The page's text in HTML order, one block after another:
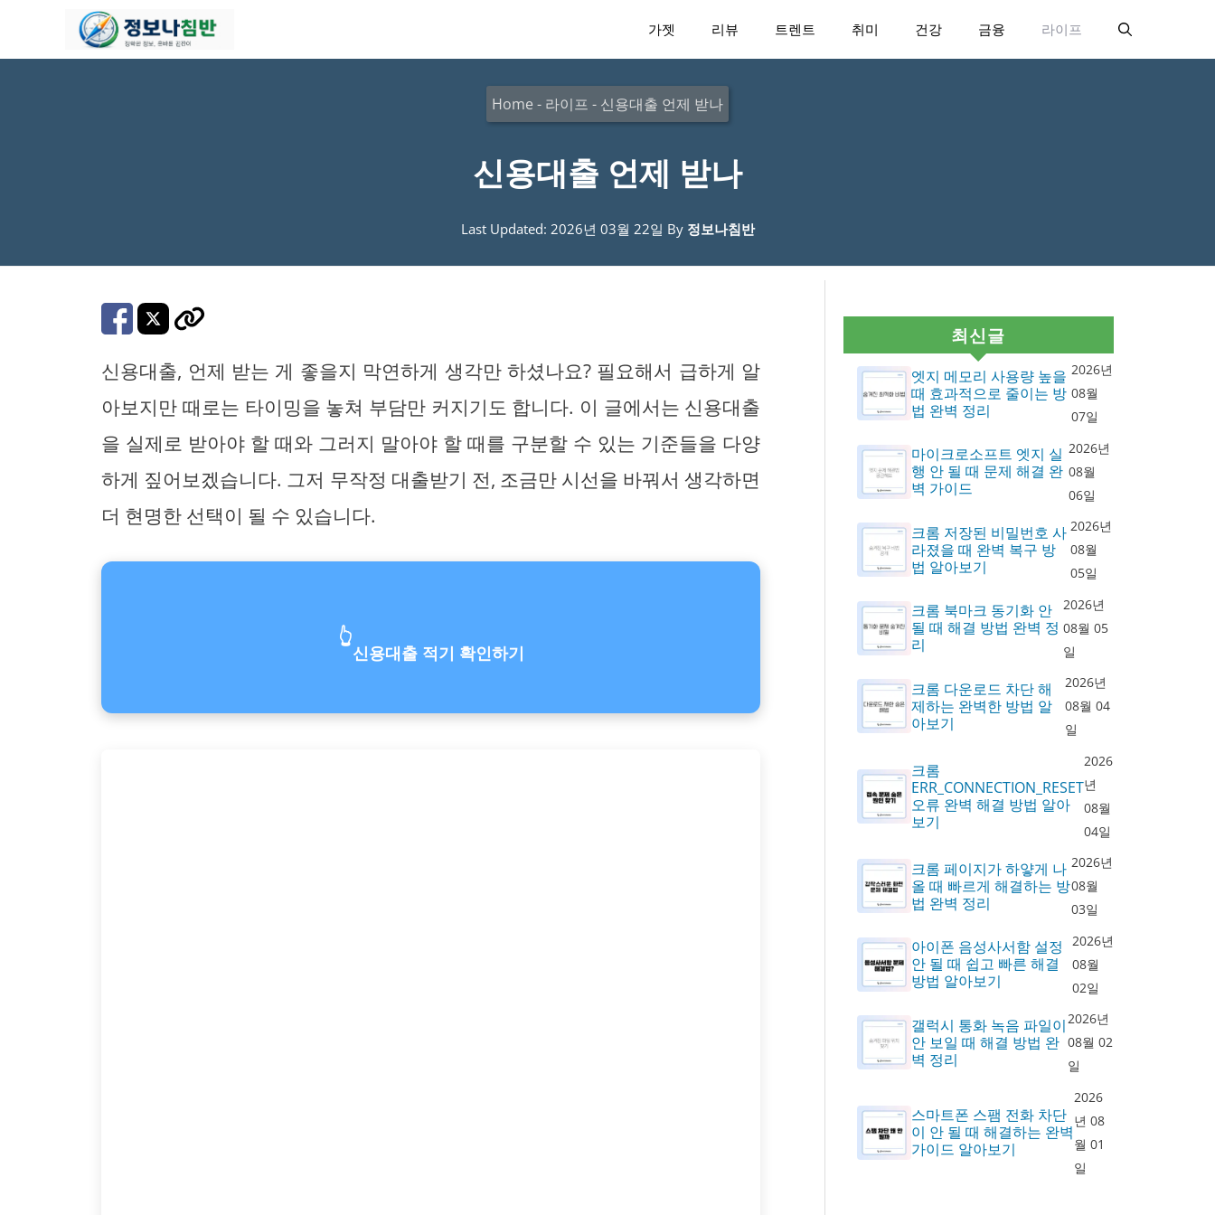
가젯 리뷰 트렌트 취미 건강 금융 라이프
Home - 라이프 - 신용대출 언제 받나
신용대출 언제 받나
Last Updated: 2026년 03월 22일 By 정보나침반
신용대출, 언제 받는 게 좋을지 막연하게 생각만 하셨나요? 필요해서 급하게 알
아보지만 때로는 타이밍을 놓쳐 부담만 커지기도 합니다. 이 글에서는 신용대출
을 실제로 받아야 할 때와 그러지 말아야 할 때를 구분할 수 있는 기준들을 다양
하게 짚어보겠습니다. 그저 무작정 대출받기 전, 조금만 시선을 바꿔서 생각하면
더 현명한 선택이 될 수 있습니다.
👆
신용대출 적기 확인하기
최신글
엣지 메모리 사용량 높을
때 효과적으로 줄이는 방
법 완벽 정리
2026년
08월
07일
마이크로소프트 엣지 실
행 안 될 때 문제 해결 완
벽 가이드
2026년
08월
06일
크롬 저장된 비밀번호 사
라졌을 때 완벽 복구 방
법 알아보기
2026년
08월
05일
크롬 북마크 동기화 안
될 때 해결 방법 완벽 정
리
2026년
08월 05
일
크롬 다운로드 차단 해
제하는 완벽한 방법 알
아보기
2026년
08월 04
일
크롬
ERR_CONNECTION_RESET
오류 완벽 해결 방법 알아
보기
2026
년
08월
04일
크롬 페이지가 하얗게 나
올 때 빠르게 해결하는 방
법 완벽 정리
2026년
08월
03일
아이폰 음성사서함 설정
안 될 때 쉽고 빠른 해결
방법 알아보기
2026년
08월
02일
갤럭시 통화 녹음 파일이
안 보일 때 해결 방법 완
벽 정리
2026년
08월 02
일
스마트폰 스팸 전화 차단
이 안 될 때 해결하는 완벽
가이드 알아보기
2026
년 08
월 01
일